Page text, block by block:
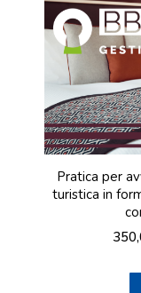
Pratica per
turistica in